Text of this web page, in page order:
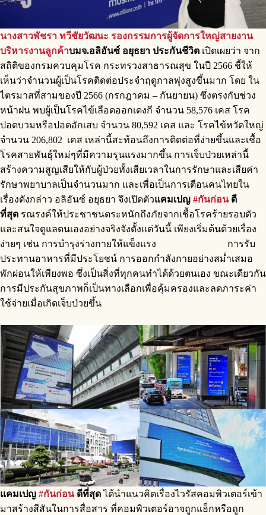
นางสาวพัชรา ทวีชัยวัฒนะ รองกรรมการผู้จัดการใหญ่สายงาน
บริหารงานลูกค้าบมจ.อลิอันซ์ อยุธยา ประกันชีวิต เปิดเผยว่า จาก
สถิติของกรมควบคุมโรค กระทรวงสาธารณสุข ในปี 2566 ชี้ให้
เห็นว่าจำนวนผู้เป็นโรคติดต่อประจำฤดูกาลพุ่งสูงขึ้นมาก โดย ใน
ไตรมาสที่สามของปี 2566 (กรกฎาคม – กันยายน) ซึ่งตรงกับช่วง
หน้าฝน พบผู้เป็นโรคไข้เลือดออกเดงกี จำนวน 58,576 เคส โรค
ปอดบวมหรือปอดอักเสบ จำนวน 80,592 เคส และ โรคไข้หวัดใหญ่
จำนวน 206,802 เคส เหล่านี้สะท้อนถึงการติดต่อที่ง่ายขึ้นและเชื้อ
โรคสายพันธุ์ใหม่ๆที่มีความรุนแรงมากขึ้น การเจ็บป่วยเหล่านี้
สร้างความสูญเสียให้กับผู้ป่วยทั้งเสียเวลาในการรักษาและเสียค่า
รักษาพยาบาลเป็นจำนวนมาก และเพื่อเป็นการเตือนคนไทยใน
เรื่องดังกล่าว อลิอันซ์ อยุธยา จึงเปิดตัวแคมเปญ #กันก่อน ดี
ที่สุด รณรงค์ให้ประชาชนตระหนักถึงภัยจากเชื้อโรคร้ายรอบตัว
และสนใจดูแลตนเองอย่างจริงจังตั้งแต่วันนี้ เพียงเริ่มต้นด้วยเรื่อง
ง่ายๆ เช่น การบำรุงร่างกายให้แข็งแรง การรับ
ประทานอาหารที่มีประโยชน์ การออกกำลังกายอย่างสม่ำเสมอ
พักผ่อนให้เพียงพอ ซึ่งเป็นสิ่งที่ทุกคนทำได้ด้วยตนเอง ขณะเดียวกัน
การมีประกันสุขภาพก็เป็นทางเลือกเพื่อคุ้มครองและลดภาระค่า
ใช้จ่ายเมื่อเกิดเจ็บป่วยขึ้น
แคมเปญ #กันก่อนดีที่สุดได้นำแนวคิดเรื่องไวรัสคอมพิวเตอร์เข้า
มาสร้างสีสันในการสื่อสาร ที่คอมพิวเตอร์อาจถูกแฮ็กหรือถูก